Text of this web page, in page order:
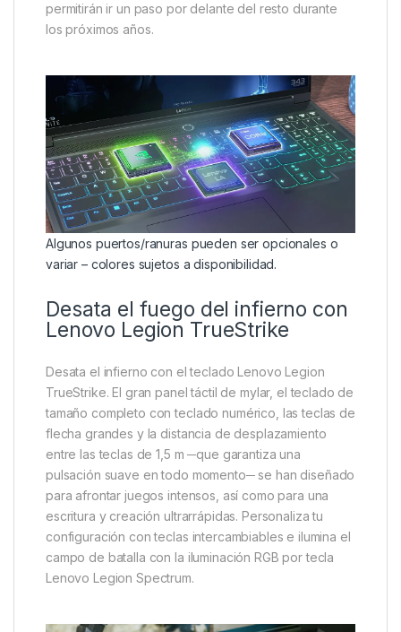
permitirán ir un paso por delante del resto durante
los próximos años.
Algunos puertos/ranuras pueden ser opcionales o
variar – colores sujetos a disponibilidad.
Desata el fuego del infierno con
Lenovo Legion TrueStrike
Desata el infierno con el teclado Lenovo Legion
TrueStrike. El gran panel táctil de mylar, el teclado de
tamaño completo con teclado numérico, las teclas de
flecha grandes y la distancia de desplazamiento
entre las teclas de 1,5 m ─que garantiza una
pulsación suave en todo momento─ se han diseñado
para afrontar juegos intensos, así como para una
escritura y creación ultrarrápidas. Personaliza tu
configuración con teclas intercambiables e ilumina el
campo de batalla con la iluminación RGB por tecla
Lenovo Legion Spectrum.